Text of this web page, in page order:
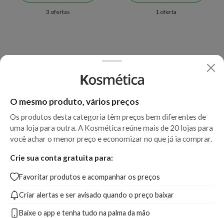
3 ofertas 1 oferta
Apenas uma loja disponível
Mousse Volumadora Wella
- 300ml
A partir de:
126,00
Apenas uma loja disponível
A partir de:
O mesmo produto, vários preços
Os produtos desta categoria têm preços bem diferentes de
uma loja para outra. A Kosmética reúne mais de 20 lojas para
você achar o menor preço e economizar no que já ia comprar.
Crie sua conta gratuita para:
Favoritar produtos e acompanhar os preços
Criar alertas e ser avisado quando o preço baixar
Baixe o app e tenha tudo na palma da mão